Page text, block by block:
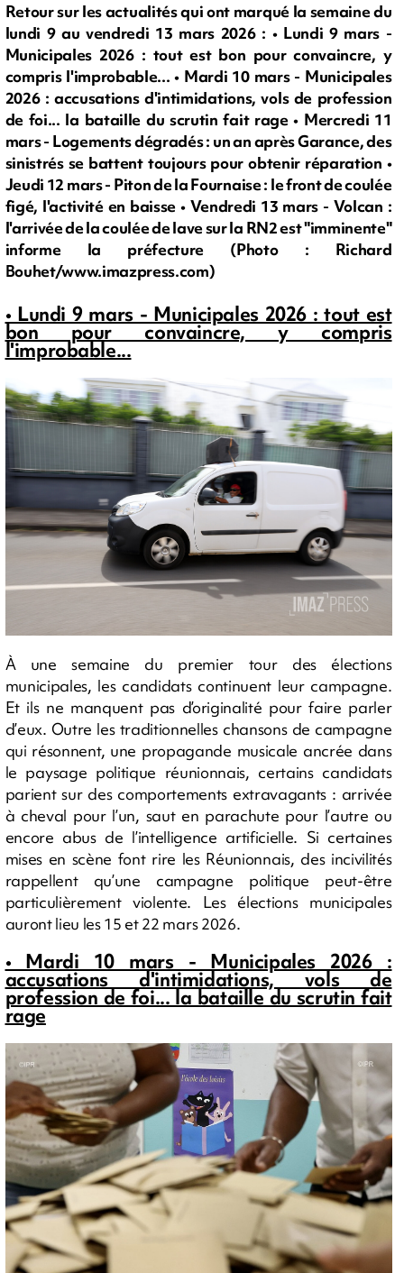
Retour sur les actualités qui ont marqué la semaine du
lundi 9 au vendredi 13 mars 2026 : • Lundi 9 mars -
Municipales 2026 : tout est bon pour convaincre, y
compris l'improbable... • Mardi 10 mars - Municipales
2026 : accusations d'intimidations, vols de profession
de foi... la bataille du scrutin fait rage • Mercredi 11
mars - Logements dégradés : un an après Garance, des
sinistrés se battent toujours pour obtenir réparation •
Jeudi 12 mars - Piton de la Fournaise : le front de coulée
figé, l'activité en baisse • Vendredi 13 mars - Volcan :
l'arrivée de la coulée de lave sur la RN2 est "imminente"
informe la préfecture (Photo : Richard
Bouhet/www.imazpress.com)
• Lundi 9 mars - Municipales 2026 : tout est
bon pour convaincre, y compris
l'improbable...
À une semaine du premier tour des élections
municipales, les candidats continuent leur campagne.
Et ils ne manquent pas d’originalité pour faire parler
d’eux. Outre les traditionnelles chansons de campagne
qui résonnent, une propagande musicale ancrée dans
le paysage politique réunionnais, certains candidats
parient sur des comportements extravagants : arrivée
à cheval pour l’un, saut en parachute pour l’autre ou
encore abus de l’intelligence artificielle. Si certaines
mises en scène font rire les Réunionnais, des incivilités
rappellent qu’une campagne politique peut-être
particulièrement violente. Les élections municipales
auront lieu les 15 et 22 mars 2026.
• Mardi 10 mars - Municipales 2026 :
accusations d'intimidations, vols de
profession de foi... la bataille du scrutin fait
rage